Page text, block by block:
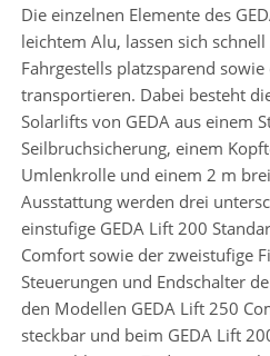
Die einzelnen Elemente des
leichtem Alu, lassen sich
Fahrgestells platzsparend
transportieren. Dabei besteht
Solarlifts von GEDA aus einem
Seilbruchsicherung, einem
Umlenkrolle und einem 2 m
Ausstattung werden drei
einstufige GEDA Lift 200
Comfort sowie der zweistufige
Steuerungen und Endschalter
den Modellen GEDA Lift 250
steckbar und beim GEDA Lift